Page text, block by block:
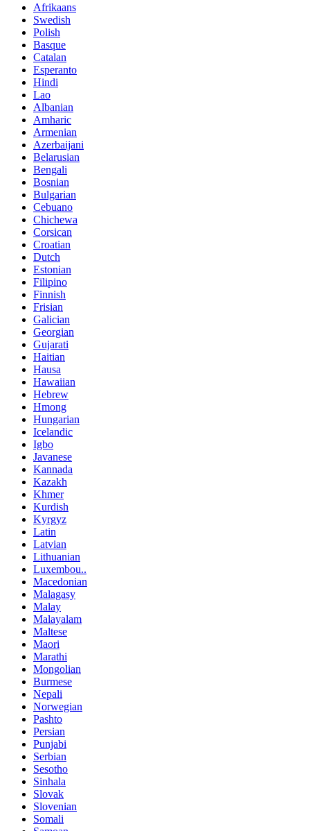
Afrikaans
Swedish
Polish
Basque
Catalan
Esperanto
Hindi
Lao
Albanian
Amharic
Armenian
Azerbaijani
Belarusian
Bengali
Bosnian
Bulgarian
Cebuano
Chichewa
Corsican
Croatian
Dutch
Estonian
Filipino
Finnish
Frisian
Galician
Georgian
Gujarati
Haitian
Hausa
Hawaiian
Hebrew
Hmong
Hungarian
Icelandic
Igbo
Javanese
Kannada
Kazakh
Khmer
Kurdish
Kyrgyz
Latin
Latvian
Lithuanian
Luxembou..
Macedonian
Malagasy
Malay
Malayalam
Maltese
Maori
Marathi
Mongolian
Burmese
Nepali
Norwegian
Pashto
Persian
Punjabi
Serbian
Sesotho
Sinhala
Slovak
Slovenian
Somali